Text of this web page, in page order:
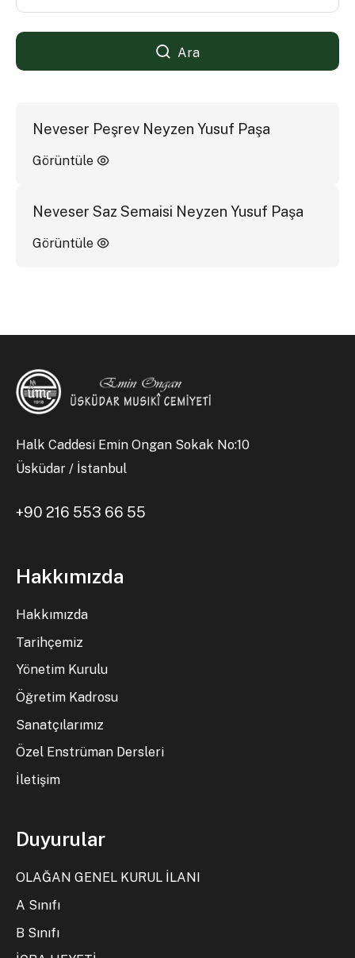
Ara
Neveser Peşrev Neyzen Yusuf Paşa
Görüntüle
Neveser Saz Semaisi Neyzen Yusuf Paşa
Görüntüle
Halk Caddesi Emin Ongan Sokak No:10
Üsküdar / İstanbul
+90 216 553 66 55
Hakkımızda
Hakkımızda
Tarihçemiz
Yönetim Kurulu
Öğretim Kadrosu
Sanatçılarımız
Özel Enstrüman Dersleri
İletişim
Duyurular
OLAĞAN GENEL KURUL İLANI
A Sınıfı
B Sınıfı